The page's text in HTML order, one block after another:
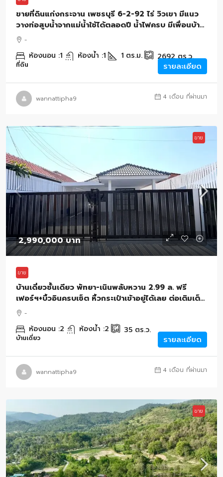
ขายที่ดินแก่งกระจาน เพชรบุรี 6-2-92 ไร่ วิวเขา มีแนว
วางท่อสูบน้ำจากแม่น้ำใช้ได้ตลอดปี น้ำไฟครบ มีเพื่อนบ้าน
ไม่เปลี่ยว เหมาะทำบ้านสวน
-
ห้องนอน :1 ห้องน้ำ :1 1 ตร.ม. 2692ตร.ว.
ที่ดิน รายละเอียด
wannattipha9 4 เดือน ที่ผ่านมา
ขาย
2,990,000 บาท
ขาย
บ้านเดี่ยวชั้นเดียว พัทยา-เนินพลับหวาน 2.99 ล. ฟรี
เฟอร์ฯ+บิ้วอินครบเซ็ต หิ้วกระเป๋าเข้าอยู่ได้เลย ต่อเติมเต็ม
พื้นที่ 35 ตรว. ทำเลดีมาก
-
ห้องนอน :2 ห้องน้ำ :2 35 ตร.ว.
บ้านเดี่ยว รายละเอียด
wannattipha9 4 เดือน ที่ผ่านมา
ขาย